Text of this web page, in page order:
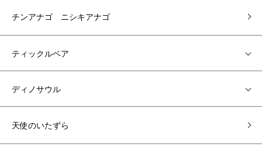
チンアナゴ ニシキアナゴ
ティックルベア
ディノサウル
天使のいたずら